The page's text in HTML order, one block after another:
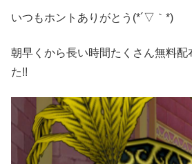
いつもホントありがとう(*´▽｀*)
朝早くから長い時間たくさん無料配
た!!